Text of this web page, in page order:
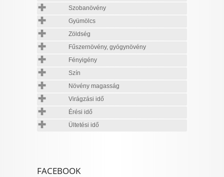
Szobanövény
Gyümölcs
Zöldség
Fűszernövény, gyógynövény
Fényigény
Szín
Növény magasság
Virágzási idő
Érési idő
Ültetési idő
FACEBOOK